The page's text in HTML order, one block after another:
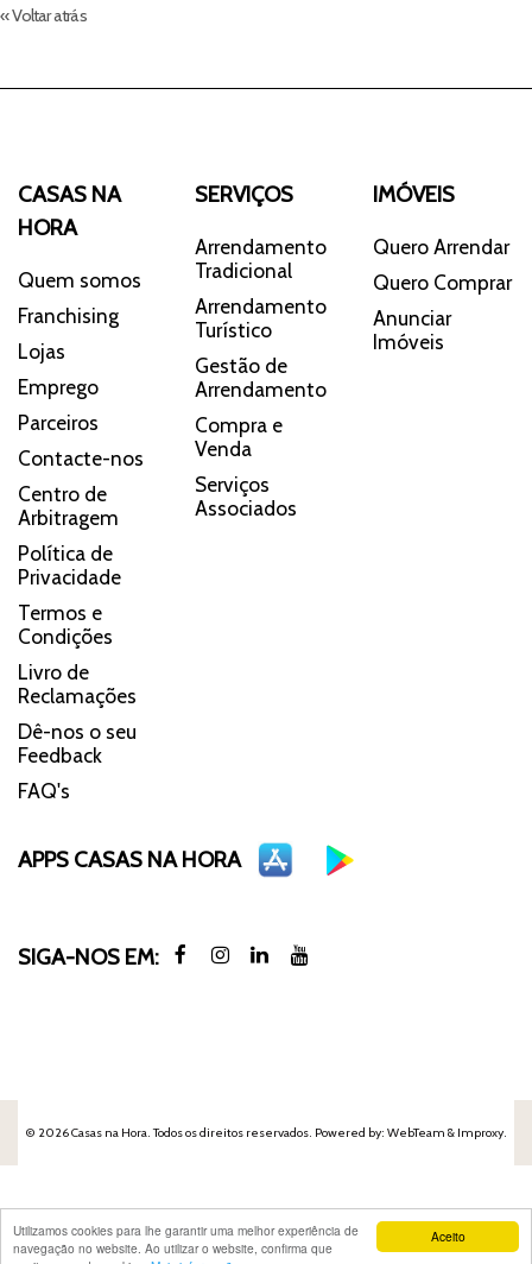
Aceito
Utilizamos cookies para lhe garantir uma melhor experiência de
navegação no website. Ao utilizar o website, confirma que
« Voltar atrás
CASAS NA
HORA
Quem somos
Franchising
Lojas
Emprego
Parceiros
Contacte-nos
Centro de
Arbitragem
Política de
Privacidade
Termos e
Condições
Livro de
Reclamações
Dê-nos o seu
Feedback
FAQ's
SERVIÇOS
Arrendamento
Tradicional
Arrendamento
Turístico
Gestão de
Arrendamento
Compra e
Venda
Serviços
Associados
IMÓVEIS
Quero Arrendar
Quero Comprar
Anunciar
Imóveis
APPS CASAS NA HORA
SIGA-NOS EM:
© 2026 Casas na Hora. Todos os direitos reservados. Powered by: WebTeam & Improxy.